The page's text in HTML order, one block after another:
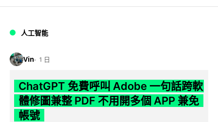
人工智能
Vin 1 日
ChatGPT 免費呼叫 Adobe 一句話跨軟
體修圖兼整 PDF 不用開多個 APP 兼免
帳號